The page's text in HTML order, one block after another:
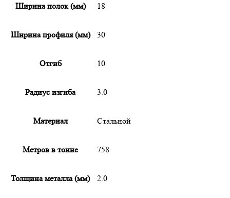
Ширина полок (мм) 18
Ширина профиля (мм) 30
Отгиб 10
Радиус изгиба 3.0
Материал Стальной
Метров в тонне 758
Толщина металла (мм) 2.0